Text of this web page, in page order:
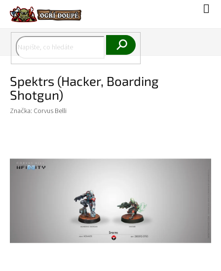
obsah
Spektrs (Hacker, Boarding
Shotgun)
Značka: Corvus Belli